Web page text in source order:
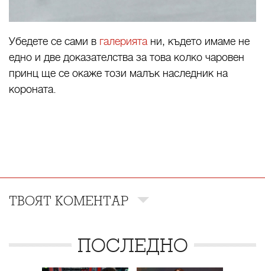
Убедете се сами в галериятани, където имаме не
едно и две доказателства за това колко чаровен
принц ще се окаже този малък наследник на
короната.
ТВОЯТ КОМЕНТАР
ПОСЛЕДНО